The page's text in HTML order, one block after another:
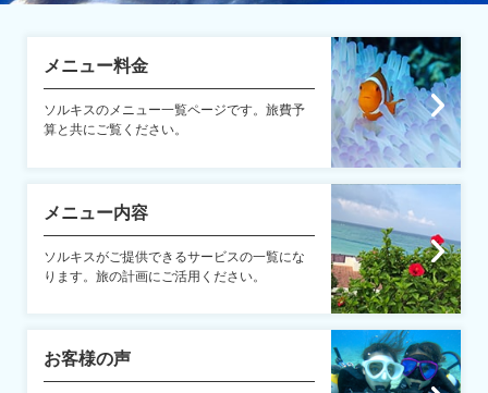
メニュー料金
ソルキスのメニュー一覧ページです。旅費予
算と共にご覧ください。
メニュー内容
ソルキスがご提供できるサービスの一覧にな
ります。旅の計画にご活用ください。
お客様の声